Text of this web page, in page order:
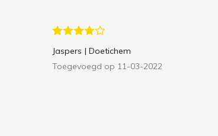
Jaspers | Doetichem
Toegevoegd op 11-03-2022